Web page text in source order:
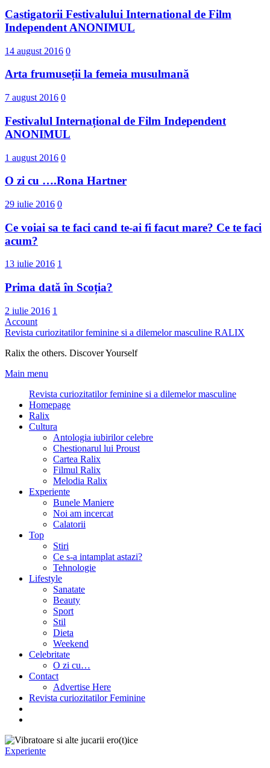
Castigatorii Festivalului International d​e Film
Independent ANONIMUL
14 august 2016 0
Arta frumuseții la femeia musulmană
7 august 2016 0
Festivalul Internațional de Film Independent
ANONIMUL
1 august 2016 0
O zi cu ….Rona Hartner
29 iulie 2016 0
Ce voiai sa te faci cand te-ai fi facut mare? Ce te faci
acum?
13 iulie 2016 1
Prima dată în Scoția?
2 iulie 2016 1
Account
Revista curiozitatilor feminine si a dilemelor masculine RALIX
Ralix the others. Discover Yourself
Main menu
Revista curiozitatilor feminine si a dilemelor masculine
Homepage
Ralix
Cultura
Antologia iubirilor celebre
Chestionarul lui Proust
Cartea Ralix
Filmul Ralix
Melodia Ralix
Experiente
Bunele Maniere
Noi am incercat
Calatorii
Top
Stiri
Ce s-a intamplat astazi?
Tehnologie
Lifestyle
Sanatate
Beauty
Sport
Stil
Dieta
Weekend
Celebritate
O zi cu…
Contact
Advertise Here
Revista curiozitatilor Feminine
Experiente